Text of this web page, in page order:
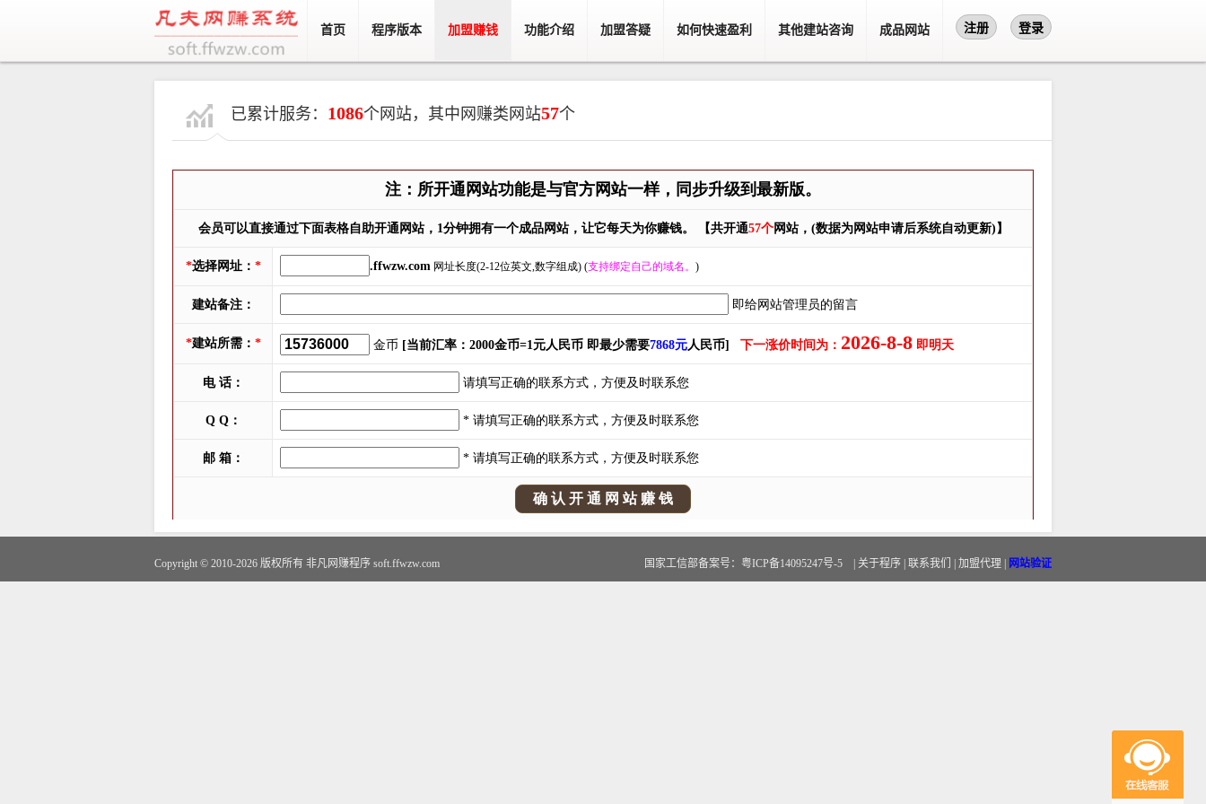
首页 程序版本 加盟赚钱 功能介绍 加盟答疑 如何快速盈利 其他建站咨询 成品网站 登录
注册
已累计服务： 1086个网站，其中网赚类网站57个
Copyright © 2010-2026 版权所有 非凡网赚程序 soft.ffwzw.com 国家工信部备案号： 粤ICP备14095247号-5 关于程序 联系我们 加盟代理 网站验证